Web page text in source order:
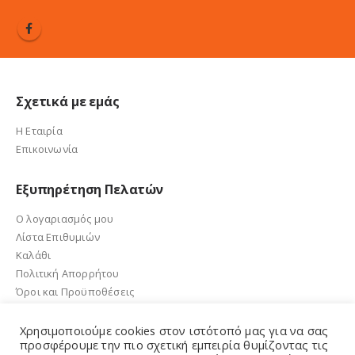
Σχετικά με εμάς
Η Εταιρία
Επικοινωνία
Εξυπηρέτηση Πελατών
Ο λογαριασμός μου
Λίστα Επιθυμιών
Καλάθι
Πολιτική Απορρήτου
Όροι και Προϋποθέσεις
Χρησιμοποιούμε cookies στον ιστότοπό μας για να σας
προσφέρουμε την πιο σχετική εμπειρία θυμίζοντας τις